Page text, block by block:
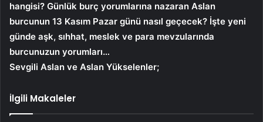
hangisi? Günlük burç yorumlarına nazaran Aslan
burcunun 13 Kasım Pazar günü nasıl geçecek? İşte yeni
günde aşk, sıhhat, meslek ve para mevzularında
burcunuzun yorumları…
Sevgili Aslan ve Aslan Yükselenler;
İlgili Makaleler